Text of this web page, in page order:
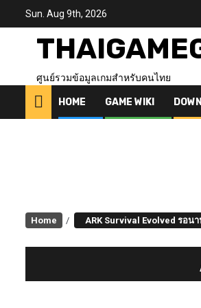
Sun. Aug 9th, 2026
ศูนย์รวมข้อมูลเกมสำหรับคนไทย
HOME GAME WIKI
Home ARK Survival Evolved รอน